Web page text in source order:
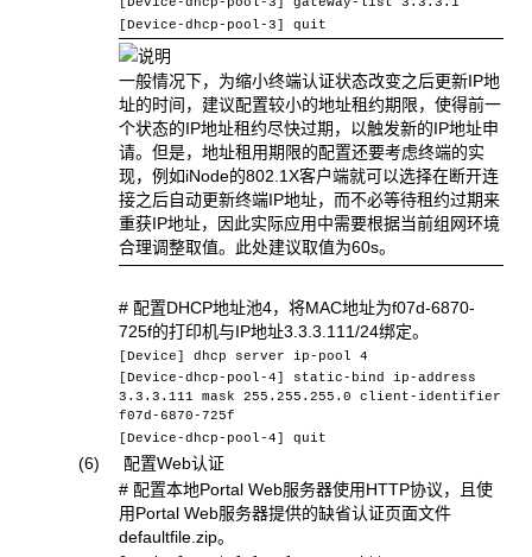
[Device-dhcp-pool-3] gateway-list 3.3.3.1
[Device-dhcp-pool-3] quit
一般情况下，为缩小终端认证状态改变之后更新IP地
址的时间，建议配置较小的地址租约期限，使得前一
个状态的IP地址租约尽快过期，以触发新的IP地址申
请。但是，地址租用期限的配置还要考虑终端的实
现，例如iNode的802.1X客户端就可以选择在断开连
接之后自动更新终端IP地址，而不必等待租约过期来
重获IP地址，因此实际应用中需要根据当前组网环境
合理调整取值。此处建议取值为60s。
# 配置DHCP地址池4，将MAC地址为f07d-6870-
725f的打印机与IP地址3.3.3.111/24绑定。
[Device] dhcp server ip-pool 4
[Device-dhcp-pool-4] static-bind ip-address
3.3.3.111 mask 255.255.255.0 client-identifier
f07d-6870-725f
[Device-dhcp-pool-4] quit
(6) 配置Web认证
# 配置本地Portal Web服务器使用HTTP协议，且使
用Portal Web服务器提供的缺省认证页面文件
defaultfile.zip。